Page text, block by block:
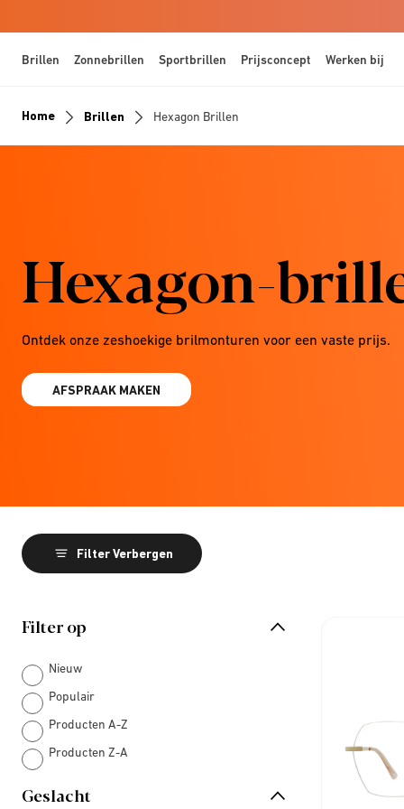
Brillen Zonnebrillen Sportbrillen Prijsconcept Werken bij
Home Brillen Hexagon Brillen
Hexagon-
Ontdek onze zeshoekige brilmonturen voor een vaste prijs.
AFSPRAAK MAKEN
Filter Verbergen
Filter op
Nieuw
Populair
Producten A-Z
Producten Z-A
Geslacht